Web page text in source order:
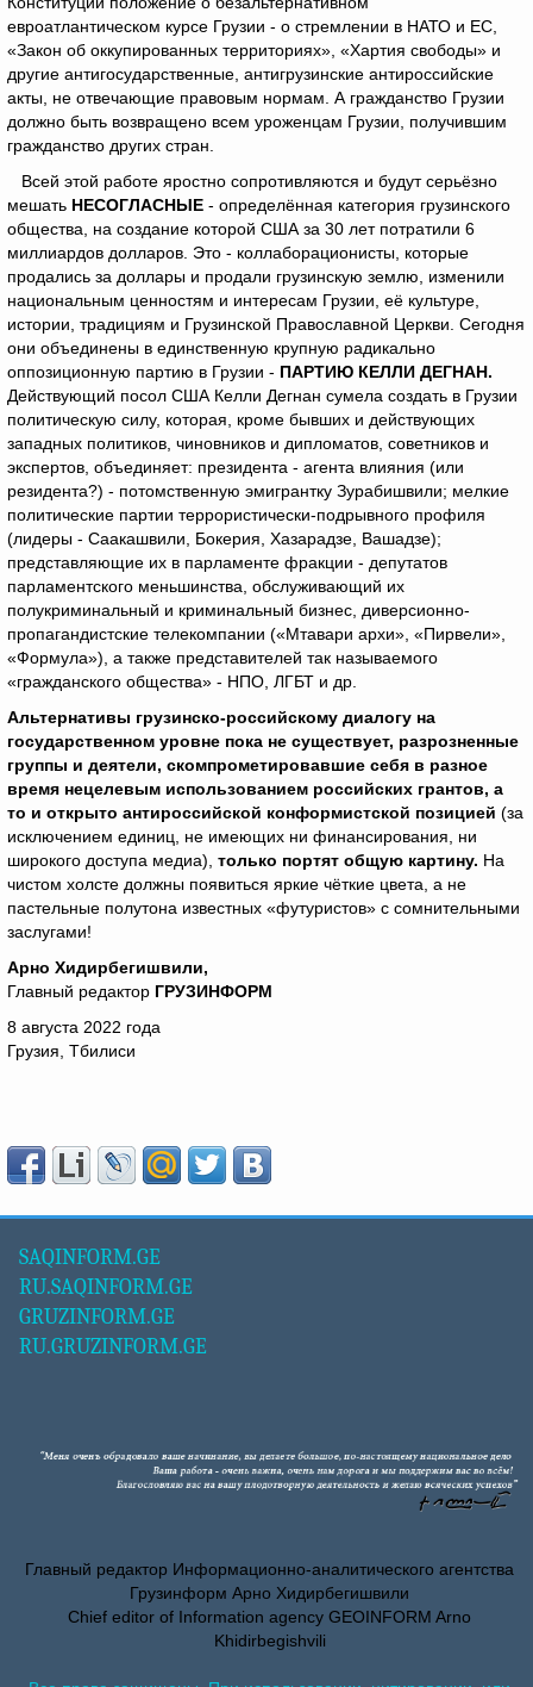
евроатлантическом курсе Грузии - о стремлении в НАТО и ЕС,
«Закон об оккупированных территориях», «Хартия свободы» и
другие антигосударственные, антигрузинские антироссийские
акты, не отвечающие правовым нормам. А гражданство Грузии
должно быть возвращено всем уроженцам Грузии, получившим
гражданство других стран.
Всей этой работе яростно сопротивляются и будут серьёзно
мешать НЕСОГЛАСНЫЕ - определённая категория грузинского
общества, на создание которой США за 30 лет потратили 6
миллиардов долларов. Это - коллаборационисты, которые
продались за доллары и продали грузинскую землю, изменили
национальным ценностям и интересам Грузии, её культуре,
истории, традициям и Грузинской Православной Церкви. Сегодня
они объединены в единственную крупную радикально
оппозиционную партию в Грузии - ПАРТИЮ КЕЛЛИ ДЕГНАН.
Действующий посол США Келли Дегнан сумела создать в Грузии
политическую силу, которая, кроме бывших и действующих
западных политиков, чиновников и дипломатов, советников и
экспертов, объединяет: президента - агента влияния (или
резидента?) - потомственную эмигрантку Зурабишвили; мелкие
политические партии террористически-подрывного профиля
(лидеры - Саакашвили, Бокерия, Хазарадзе, Вашадзе);
представляющие их в парламенте фракции - депутатов
парламентского меньшинства, обслуживающий их
полукриминальный и криминальный бизнес, диверсионно-
пропагандистские телекомпании («Мтавари архи», «Пирвели»,
«Формула»), а также представителей так называемого
«гражданского общества» - НПО, ЛГБТ и др.
Альтернативы грузинско-российскому диалогу на
государственном уровне пока не существует, разрозненные
группы и деятели, скомпрометировавшие себя в разное
время нецелевым использованием российских грантов, а
то и открыто антироссийской конформистской позицией (за
исключением единиц, не имеющих ни финансирования, ни
широкого доступа медиа), только портят общую картину. На
чистом холсте должны появиться яркие чёткие цвета, а не
пастельные полутона известных «футуристов» с сомнительными
заслугами!
Арно Хидирбегишвили,
Главный редактор ГРУЗИНФОРМ
8 августа 2022 года
Грузия, Тбилиси
SAQINFORM.GE
RU.SAQINFORM.GE
GRUZINFORM.GE
RU.GRUZINFORM.GE
Главный редактор Информационно-аналитического агентства
Грузинформ Арно Хидирбегишвили
Chief editor of Information agency GEOINFORM Arno
Khidirbegishvili